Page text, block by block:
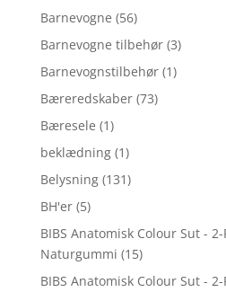
Barnevogne (56)
Barnevogne tilbehør (3)
Barnevognstilbehør (1)
Bæreredskaber (73)
Bæresele (1)
beklædning (1)
Belysning (131)
BH'er (5)
BIBS Anatomisk Colour Sut -
Naturgummi (15)
BIBS Anatomisk Colour Sut - 2-